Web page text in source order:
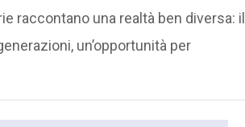
raccontano una realtà ben diversa: il
un’opportunità per